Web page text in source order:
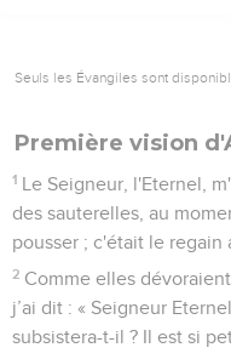
Seuls les Évangiles sont
Première vision
1 Le Seigneur, l'Eternel,
des sauterelles, au
pousser ; c'était le regain
2 Comme elles
j’ai dit : « Seigneur
subsistera-t-il ? Il est si